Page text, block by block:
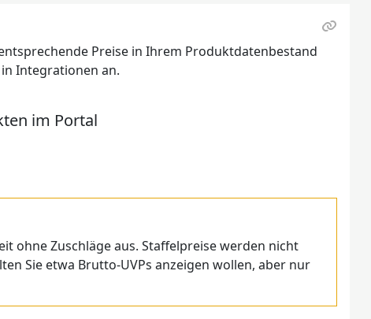
Preise in Ihrem Produktdatenbestand
Integrationen an.
im Portal
ohne Zuschläge aus. Staffelpreise werden nicht
Sie etwa Brutto-UVPs anzeigen wollen, aber nur